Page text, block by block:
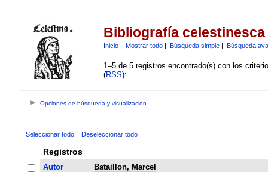
Bibliografía celestinesca
Inicio| Mostrar todo| Búsqueda simple| Búsqueda
1–5 de 5 registros encontrado(s) con los
(RSS):
Opciones de búsqueda y visualización
Seleccionar todo Deseleccionar todo
Registros
Autor
Bataillon, Marcel